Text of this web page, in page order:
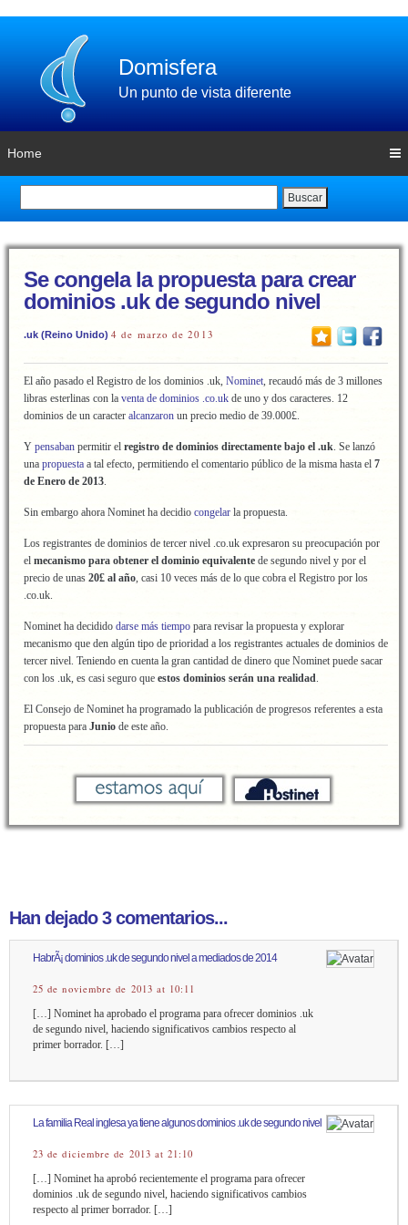
Domisfera
Un punto de vista diferente
Home
Buscar
Se congela la propuesta para crear
dominios .uk de segundo nivel
.uk (Reino Unido) 4 de marzo de 2013
El año pasado el Registro de los dominios .uk, Nominet, recaudó más de 3 millones
libras esterlinas con la venta de dominios .co.uk de uno y dos caracteres. 12
dominios de un caracter alcanzaron un precio medio de 39.000£.
Y pensaban permitir el registro de dominios directamente bajo el .uk. Se lanzó
una propuesta a tal efecto, permitiendo el comentario público de la misma hasta el 7
de Enero de 2013.
Sin embargo ahora Nominet ha decidio congelar la propuesta.
Los registrantes de dominios de tercer nivel .co.uk expresaron su preocupación por
el mecanismo para obtener el dominio equivalente de segundo nivel y por el
precio de unas 20£ al año, casi 10 veces más de lo que cobra el Registro por los
.co.uk.
Nominet ha decidido darse más tiempo para revisar la propuesta y explorar
mecanismo que den algún tipo de prioridad a los registrantes actuales de dominios de
tercer nivel. Teniendo en cuenta la gran cantidad de dinero que Nominet puede sacar
con los .uk, es casi seguro que estos dominios serán una realidad.
El Consejo de Nominet ha programado la publicación de progresos referentes a esta
propuesta para Junio de este año.
Han dejado 3 comentarios...
HabrÃ¡ dominios .uk de segundo nivel a mediados de 2014
25 de noviembre de 2013 at 10:11
[…] Nominet ha aprobado el programa para ofrecer dominios .uk
de segundo nivel, haciendo significativos cambios respecto al
primer borrador. […]
La familia Real inglesa ya tiene algunos dominios .uk de segundo nivel
23 de diciembre de 2013 at 21:10
[…] Nominet ha aprobó recientemente el programa para ofrecer
dominios .uk de segundo nivel, haciendo significativos cambios
respecto al primer borrador. […]